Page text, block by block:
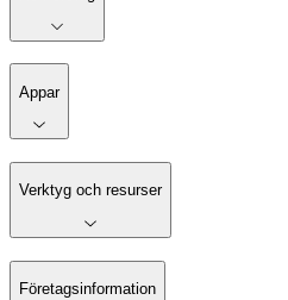
Appar
Verktyg och resurser
Företagsinformation